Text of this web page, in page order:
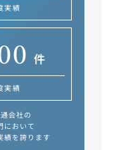
実績
件
実績
会社の
において
績を誇ります